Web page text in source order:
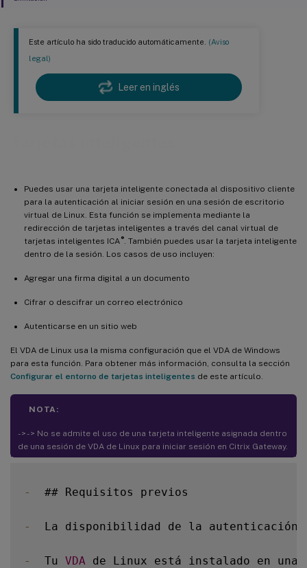
Este artículo ha sido traducido automáticamente. (Aviso
legal)
Leer en inglés
Puedes usar una tarjeta inteligente conectada al dispositivo cliente
para la autenticación al iniciar sesión en una sesión de escritorio
virtual de Linux. Esta función se implementa mediante la
redirección de tarjetas inteligentes a través del canal virtual de
tarjetas inteligentes ICA ®. También puedes usar la tarjeta inteligente
dentro de la sesión. Los casos de uso incluyen:
Agregar una firma digital a un documento
Cifrar o descifrar un correo electrónico
Autenticarse en un sitio web
El VDA de Linux usa la misma configuración que el VDA de Windows
para esta función. Para obtener más información, consulta la sección
Configurar el entorno de tarjetas inteligentes de este artículo.
NOTA:
- > - > No se admite el uso de una tarjeta inteligente asignada dentro
de una sesión de VDA de Linux para iniciar sesión en Citrix Gateway.
-
  ## Requisitos previos
-
La disponibilidad de la autenticación
-
  Tu
VDA de Linux está instalado en